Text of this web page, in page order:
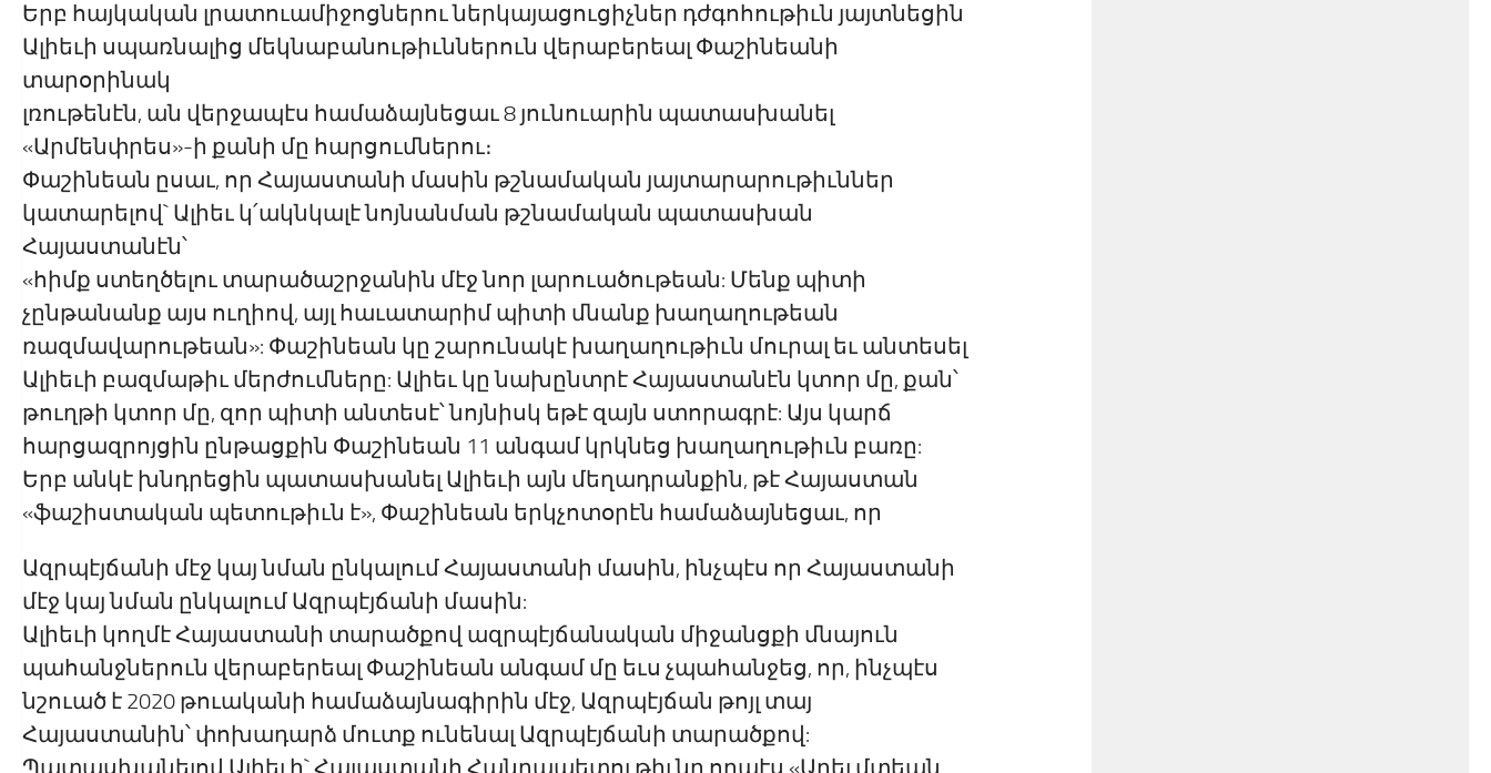
Երբ հայկական լրատուամիջոցներու ներկայացուցիչներ դժգոհութիւն յայտնեցին
Ալիեւի սպառնալից մեկնաբանութիւններուն վերաբերեալ Փաշինեանի
տարօրինակ
լռութենէն, ան վերջապէս համաձայնեցաւ 8 յունուարին պատասխանել
«Արմենփրես»-ի քանի մը հարցումներու։
Փաշինեան ըսաւ, որ Հայաստանի մասին թշնամական յայտարարութիւններ
կատարելով` Ալիեւ կ՛ակնկալէ նոյնանման թշնամական պատասխան
Հայաստանէն՝
«հիմք ստեղծելու տարածաշրջանին մէջ նոր լարուածութեան: Մենք պիտի
չընթանանք այս ուղիով, այլ հաւատարիմ պիտի մնանք խաղաղութեան
ռազմավարութեան»: Փաշինեան կը շարունակէ խաղաղութիւն մուրալ եւ անտեսել
Ալիեւի բազմաթիւ մերժումները: Ալիեւ կը նախընտրէ Հայաստանէն կտոր մը, քան՝
թուղթի կտոր մը, զոր պիտի անտեսէ՝ նոյնիսկ եթէ զայն ստորագրէ: Այս կարճ
հարցազրոյցին ընթացքին Փաշինեան 11 անգամ կրկնեց խաղաղութիւն բառը:
Երբ անկէ խնդրեցին պատասխանել Ալիեւի այն մեղադրանքին, թէ Հայաստան
«ֆաշիստական պետութիւն է», Փաշինեան երկչոտօրէն համաձայնեցաւ, որ
Ազրպէյճանի մէջ կայ նման ընկալում Հայաստանի մասին, ինչպէս որ Հայաստանի
մէջ կայ նման ընկալում Ազրպէյճանի մասին:
Ալիեւի կողմէ Հայաստանի տարածքով ազրպէյճանական միջանցքի մնայուն
պահանջներուն վերաբերեալ Փաշինեան անգամ մը եւս չպահանջեց, որ, ինչպէս
նշուած է 2020 թուականի համաձայնագիրին մէջ, Ազրպէյճան թոյլ տայ
Հայաստանին՝ փոխադարձ մուտք ունենալ Ազրպէյճանի տարածքով: